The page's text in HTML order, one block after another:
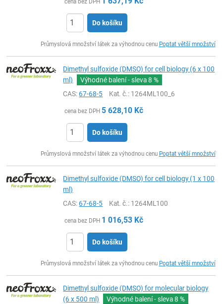
Do košíku
Průmyslová množství látek za výhodnou cenu Poptat větší množství
Dimethyl sulfoxide (DMSO) for cell biology (6 x 100
ml)
Výhodné balení - sleva8 %
CAS:67-68-5 Kat. č.: 1264ML100_6
cena bez DPH 5 628,10 Kč
Do košíku
Průmyslová množství látek za výhodnou cenu Poptat větší množství
Dimethyl sulfoxide (DMSO) for cell biology (1 x 100
ml)
CAS:67-68-5 Kat. č.: 1264ML100
cena bez DPH 1 016,53 Kč
Do košíku
Průmyslová množství látek za výhodnou cenu Poptat větší množství
Dimethyl sulfoxide (DMSO) for molecular biology
(6 x 500 ml)
Výhodné balení - sleva8 %